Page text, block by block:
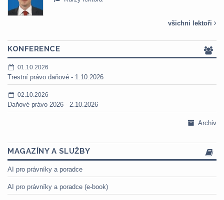
všichni lektoři
KONFERENCE
01.10.2026
Trestní právo daňové - 1.10.2026
02.10.2026
Daňové právo 2026 - 2.10.2026
Archiv
MAGAZÍNY A SLUŽBY
AI pro právníky a poradce
AI pro právníky a poradce (e-book)